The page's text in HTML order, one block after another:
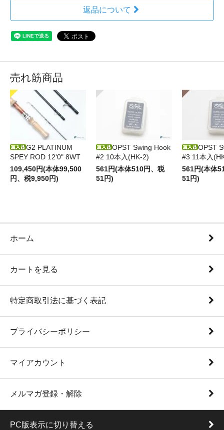
返品について
売れ筋商品
G2 PLATINUM
SPEY ROD 12'0" 8WT
109,450円(本体99,500
円、税9,950円)
OPST Swing Hook
#2 10本入(HK-2)
561円(本体510円、税
51円)
OPST
#3 11本入
561円(本体
51円)
ホーム
カートを見る
特定商取引法に基づく表記
プライバシーポリシー
マイアカウント
メルマガ登録・解除
PC版表示に切り替える